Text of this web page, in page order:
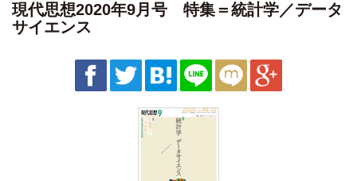
現代思想2020年9月号 特集＝統計学／データ
サイエンス